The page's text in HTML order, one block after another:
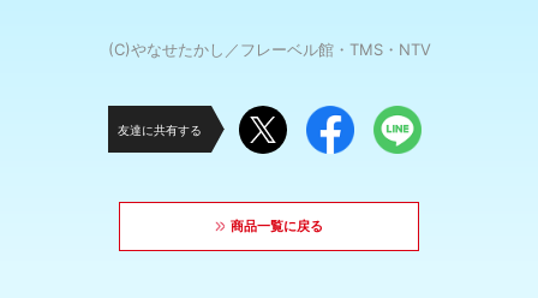
(C)やなせたかし／フレーベル館・TMS・NTV
友達に共有する
商品一覧に戻る